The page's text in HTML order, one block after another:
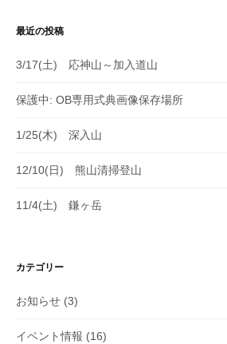
最近の投稿
3/17(土) 応神山～加入道山
保護中: OB専用式典画像保存場所
1/25(木) 深入山
12/10(日) 熊山清掃登山
11/4(土) 鎌ヶ岳
カテゴリー
お知らせ (3)
イベント情報 (16)